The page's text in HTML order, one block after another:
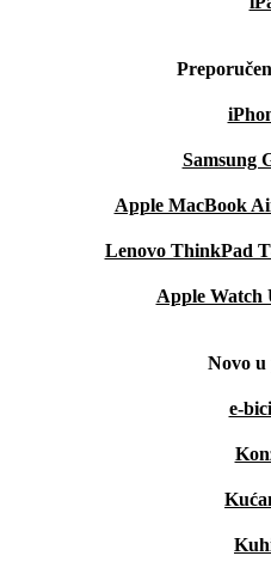
Samsung
Apple MacBook
Lenovo ThinkPad
Apple Watch
Novo
e-